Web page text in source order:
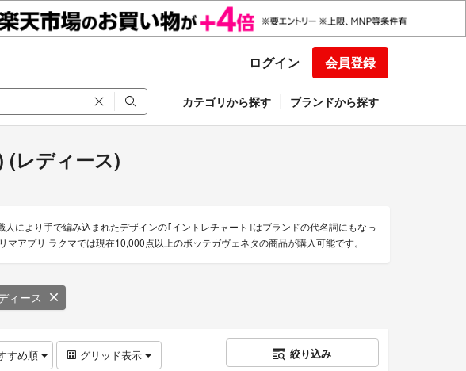
ログイン 会員登録
カテゴリから探す ブランドから探す
(レディース)
により手で編み込まれたデザインの｢イントレチャート｣はブランドの代名詞にもなっ
アプリ ラクマでは現在10,000点以上のボッテガヴェネタの商品が購入可能です。
ィース
すめ順 グリッド表示 絞り込み